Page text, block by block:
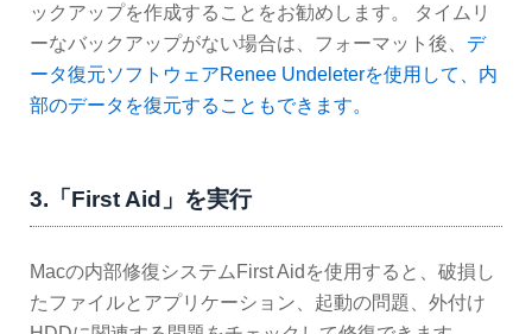
ックアップを作成することをお勧めします。 タイムリ
ーなバックアップがない場合は、フォーマット後、 デ
ータ復元ソフトウェアRenee Undeleterを使用して、内
部のデータを復元することもできます。
3.「First Aid」を実行
Macの内部修復システムFirst Aidを使用すると、破損し
たファイルとアプリケーション、起動の問題、外付け